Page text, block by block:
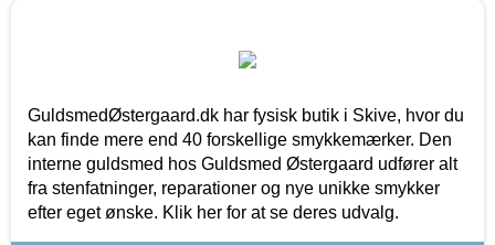
GuldsmedØstergaard.dk har fysisk butik i Skive, hvor du
kan finde mere end 40 forskellige smykkemærker. Den
interne guldsmed hos Guldsmed Østergaard udfører alt
fra stenfatninger, reparationer og nye unikke smykker
efter eget ønske. Klik her for at se deres udvalg.